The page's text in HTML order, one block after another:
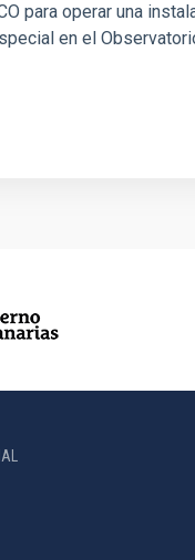
para operar una
en el